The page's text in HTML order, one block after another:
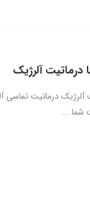
درماتیت آلرژیک
آلرژیک درماتیت
شما ...